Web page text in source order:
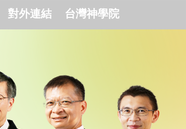
對外連結 台灣神學院